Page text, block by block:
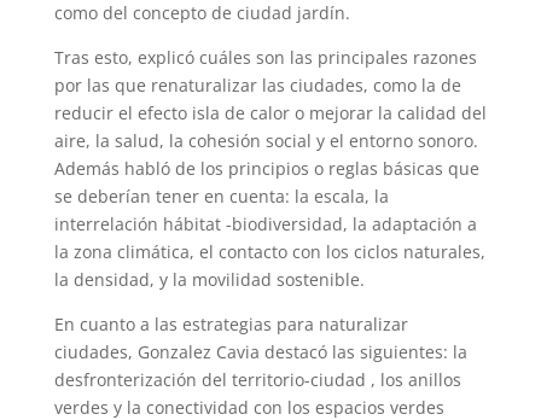
como del concepto de ciudad jardín.
Tras esto, explicó cuáles son las principales razones
por las que renaturalizar las ciudades, como la de
reducir el efecto isla de calor o mejorar la calidad del
aire, la salud, la cohesión social y el entorno sonoro.
Además habló de los principios o reglas básicas que
se deberían tener en cuenta: la escala, la
interrelación hábitat -biodiversidad, la adaptación a
la zona climática, el contacto con los ciclos naturales,
la densidad, y la movilidad sostenible.
En cuanto a las estrategias para naturalizar
ciudades, Gonzalez Cavia destacó las siguientes: la
desfronterización del territorio-ciudad , los anillos
verdes y la conectividad con los espacios verdes